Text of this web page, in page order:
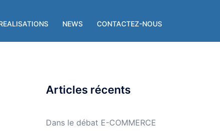
NEWS CONTACTEZ-NOUS
Articles récents
Dans le débat E-COMMERCE